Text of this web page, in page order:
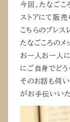
今回、たなごこ
ストアにて販売
こちらのブレス
たなごころのメ
お一人お一人
にご自身でどう
そのお話も伺
がお手伝いいた